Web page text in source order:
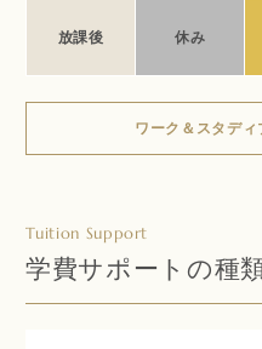
放課後 休み
ワーク＆スタデ
Tuition Support
学費サポートの種